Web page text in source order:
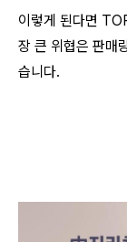
이렇게 된다면
장 큰 위협은 판매
습니다.